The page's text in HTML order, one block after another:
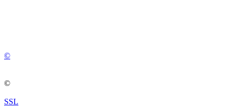
©
©
SSL